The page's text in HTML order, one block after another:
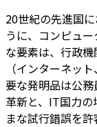
20世紀の先進国
うに、コンピュ
な要素は、行政
（インターネッ
要な発明品は公
革新と、IT国力
まな試行錯誤を許